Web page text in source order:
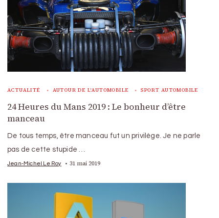
ACTUALITÉ AUTOUR DE L'AUTOMOBILE SPORT AUTOMOBILE
24 Heures du Mans 2019 : Le bonheur d’être
manceau
De tous temps, être manceau fut un privilège. Je ne parle
pas de cette stupide …
Jean-Michel Le Roy 31 mai 2019